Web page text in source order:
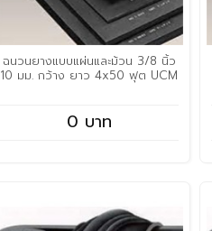
ฉนวนยางแบบแผ่นและม้วน 3/8 นิ้ว
10 มม. กว้าง ยาว 4x50 ฟุต UCM
0 บาท